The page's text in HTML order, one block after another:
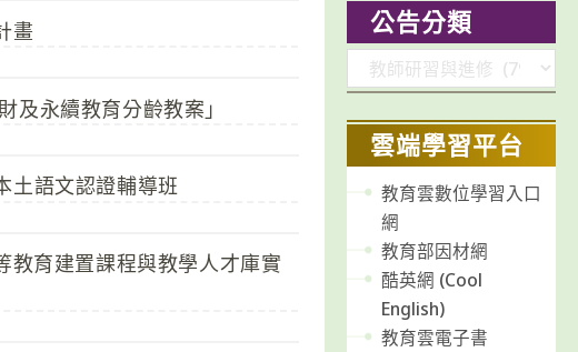
畫
永續教育分齡教案」
土語文認證輔導班
教育建置課程與教學人才庫實
公告分類
類
雲端學習平台
教育雲數位學習入口
網
教育部因材網
酷英網 (Cool
English)
教育雲電子書